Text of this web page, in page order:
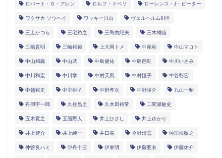
ロバート・Ｇ・アレン ロルフ・ドベリ ローレンス・J・ピーター
ワクサカ ソウヘイ ワッキー貝山 ヴェルヘルムIII世
三上かつら 三宅裕之 三島由紀夫 三木雄信
三橋貴明 三輪裕範 上大岡トメ 中尾彬 中山マコト
中山和義 中山武 中島健祐 中島芭旺 中川いさみ
中川和宏 中川学 中村天風 中村恒子 中谷彰宏
中越裕史 中里桃子 中野孝次 中野陽介 丸山一昭
丹羽宇一郎 久住昌之 久木田裕常 二間瀬敏史
五木寛之 五箇野人 井上ひさし 井上ゆかり
井上智介 井上純一 井口晃 今野清志 仲宗根敏之
仲曽良ハミ 伊丹十三 伊東明 伊藤亜衣 伊藤佑介